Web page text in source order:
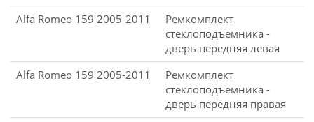
Alfa Romeo 159 2005-2011
Ремкомплект
стеклоподъемника -
дверь передняя левая
Alfa Romeo 159 2005-2011
Ремкомплект
стеклоподъемника -
дверь передняя правая